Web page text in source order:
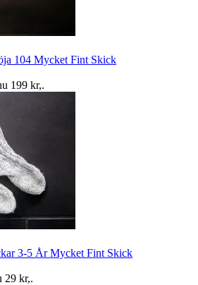
104 Mycket Fint Skick
199 kr,.
3-5 År Mycket Fint Skick
29 kr,.